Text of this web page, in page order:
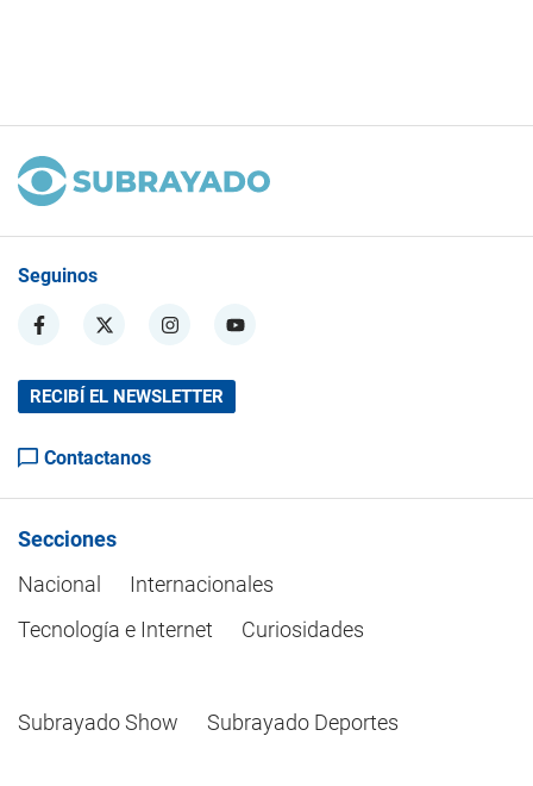
Seguinos
RECIBÍ EL NEWSLETTER
Contactanos
Secciones
Nacional
Internacionales
Tecnología e Internet
Curiosidades
Subrayado Show Subrayado Deportes